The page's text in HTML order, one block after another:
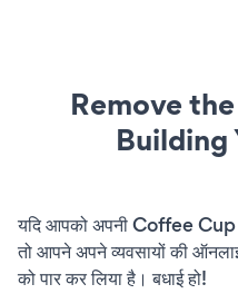
Remove
Building
यदि आपको अपनी Coffee Cup
तो आपने अपने व्यवसायों की
को पार कर लिया है। बधाई हो!